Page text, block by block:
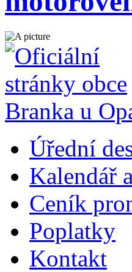
Úřední
Kalendář
Ceník
Poplatky
Kontakt